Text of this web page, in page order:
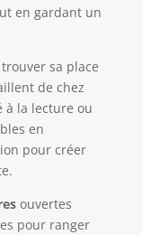
en gardant un
sa place
de chez
à la lecture ou
en
pour créer
ouvertes
pour ranger